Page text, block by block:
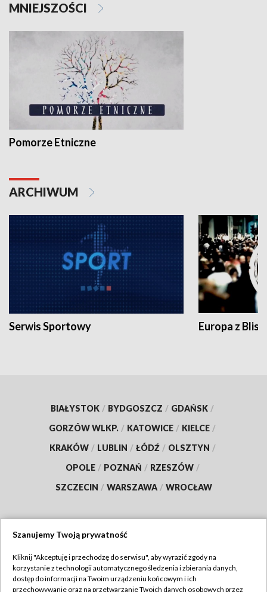
MNIEJSZOŚCI
Pomorze Etniczne
ARCHIWUM
Serwis Sportowy Europa z
BIAŁYSTOK / BYDGOSZCZ / GDAŃSK /
GORZÓW WLKP. / KATOWICE / KIELCE /
KRAKÓW / LUBLIN / ŁÓDŹ / OLSZTYN /
OPOLE / POZNAŃ / RZESZÓW /
SZCZECIN / WARSZAWA / WROCŁAW
TVP
Abonament TVP
Szanujemy Twoją prywatność
Kliknij "Akceptuję i przechodzę do serwisu", aby wyrazić zgody na
korzystanie z technologii automatycznego śledzenia i zbierania danych,
dostęp do informacji na Twoim urządzeniu końcowym i ich
przechowywanie oraz na przetwarzanie Twoich danych osobowych przez